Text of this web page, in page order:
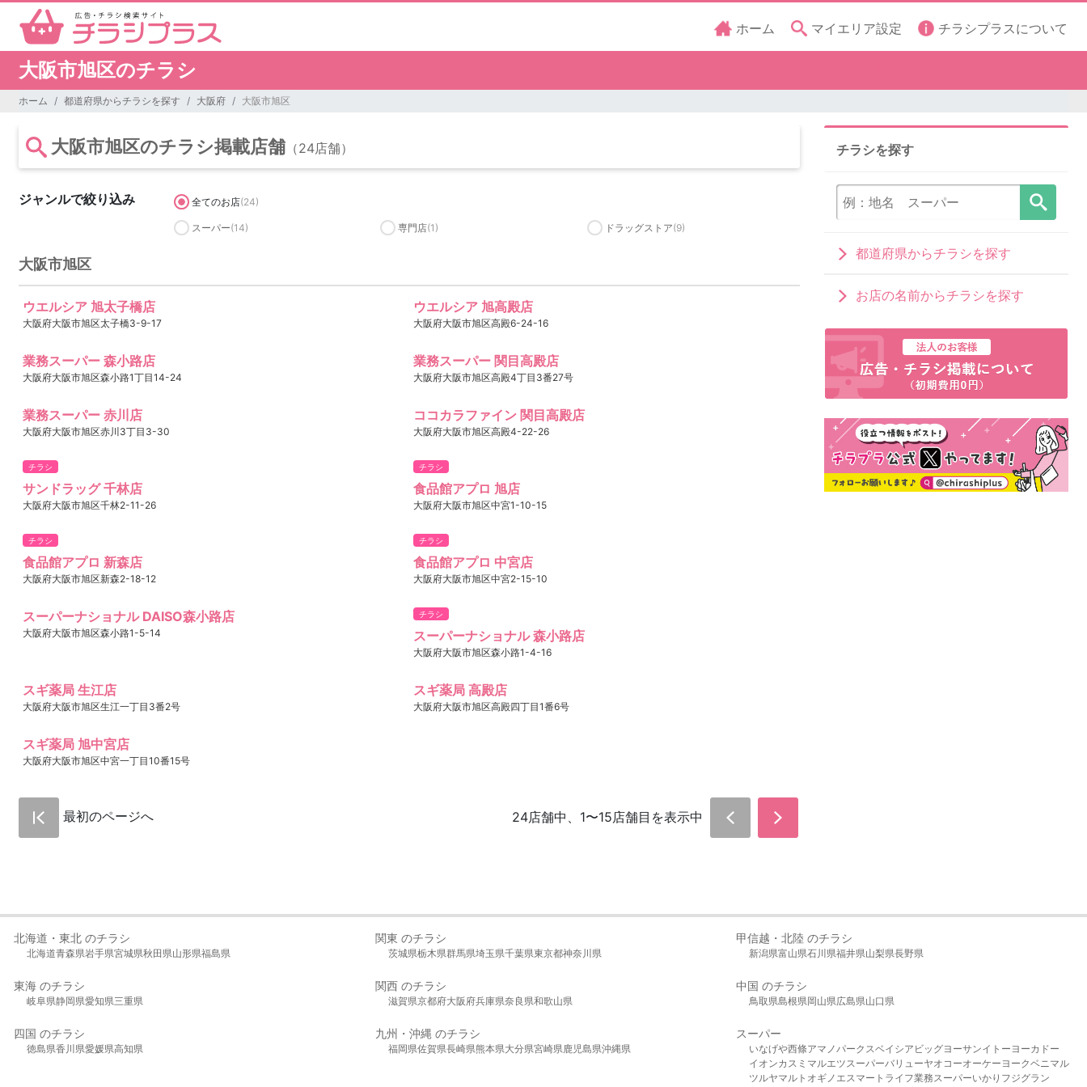
ホーム マイエリア設定 チラシプラスについて
大阪市旭区のチラシ
ホーム 都道府県からチラシを探す 大阪府 大阪市旭区
大阪市旭区のチラシ掲載店舗 （24店舗）
ジャンルで絞り込み 全てのお店(24)
スーパー(14) 専門店(1) ドラッグストア(9)
大阪市旭区
ウエルシア 旭太子橋店
大阪府大阪市旭区太子橋3-9-17
ウエルシア 旭高殿店
大阪府大阪市旭区高殿6-24-16
業務スーパー 森小路店
大阪府大阪市旭区森小路1丁目14-24
業務スーパー 関目高殿店
大阪府大阪市旭区高殿4丁目3番27号
業務スーパー 赤川店
大阪府大阪市旭区赤川3丁目3-30
ココカラファイン 関目高殿店
大阪府大阪市旭区高殿4-22-26
チラシ
サンドラッグ 千林店
大阪府大阪市旭区千林2-11-26
チラシ
食品館アプロ 旭店
大阪府大阪市旭区中宮1-10-15
チラシ
食品館アプロ 新森店
大阪府大阪市旭区新森2-18-12
チラシ
食品館アプロ 中宮店
大阪府大阪市旭区中宮2-15-10
スーパーナショナル DAISO森小路店
大阪府大阪市旭区森小路1-5-14
チラシ
スーパーナショナル 森小路店
大阪府大阪市旭区森小路1-4-16
スギ薬局 生江店
大阪府大阪市旭区生江一丁目3番2号
スギ薬局 高殿店
大阪府大阪市旭区高殿四丁目1番6号
スギ薬局 旭中宮店
大阪府大阪市旭区中宮一丁目10番15号
最初のページへ 24店舗中、1〜15店舗目を表示中
チラシを探す
都道府県からチラシを探す
お店の名前からチラシを探す
北海道・東北 のチラシ
北海道青森県岩手県宮城県秋田県山形県福島県
関東 のチラシ
茨城県栃木県群馬県埼玉県千葉県東京都神奈川県
甲信越・北陸 のチラシ
新潟県富山県石川県福井県山梨県長野県
東海 のチラシ
岐阜県静岡県愛知県三重県
関西 のチラシ
滋賀県京都府大阪府兵庫県奈良県和歌山県
中国 のチラシ
鳥取県島根県岡山県広島県山口県
四国 のチラシ
徳島県香川県愛媛県高知県
九州・沖縄 のチラシ
福岡県佐賀県長崎県熊本県大分県宮崎県鹿児島県沖縄県
スーパー
いなげや西條アマノパークスベイシア ビッグヨーサンイトーヨーカドー
イオンカスミ マルエツスーパーバリューヤオコーオーケー ヨークベニマル
ツルヤマルト オギノ エスマート ライフ業務スーパーいかり フジグラン